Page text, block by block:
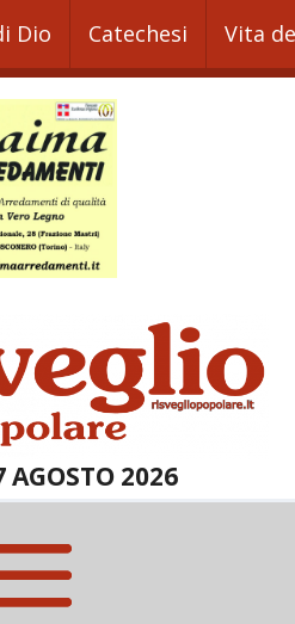
Dio Catechesi Vita
AGOSTO 2026